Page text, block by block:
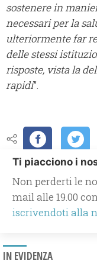
sostenere in
necessari per la
ulteriormente far
delle stessi
risposte, vista la
rapidi”.
Ti piacciono i
Non perderti le
mail alle 19.00
iscrivendoti alla
IN EVIDENZA